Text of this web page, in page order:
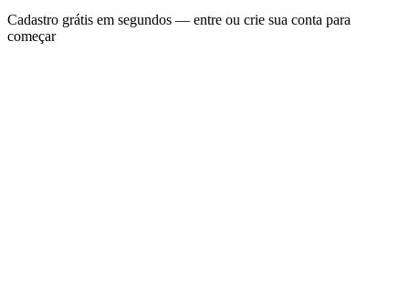
Cadastro grátis em segundos — entre ou crie sua conta para
começar